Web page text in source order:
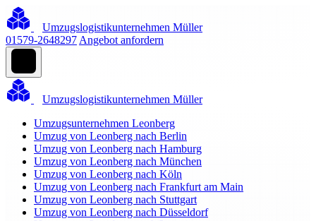
Umzugslogistikunternehmen Müller
01579-2648297 Angebot anfordern
Umzugslogistikunternehmen Müller
Umzugsunternehmen Leonberg
Umzug von Leonberg nach Berlin
Umzug von Leonberg nach Hamburg
Umzug von Leonberg nach München
Umzug von Leonberg nach Köln
Umzug von Leonberg nach Frankfurt am Main
Umzug von Leonberg nach Stuttgart
Umzug von Leonberg nach Düsseldorf